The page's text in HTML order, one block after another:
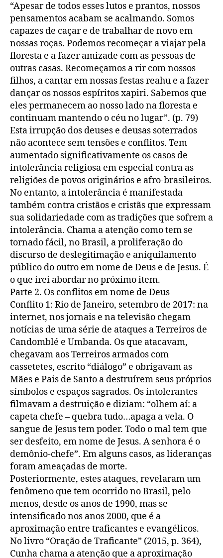
“Apesar de todos esses lutos e prantos, nossos
pensamentos acabam se acalmando. Somos
capazes de caçar e de trabalhar de novo em
nossas roças. Podemos recomeçar a viajar pela
floresta e a fazer amizade com as pessoas de
outras casas. Recomeçamos a rir com nossos
filhos, a cantar em nossas festas reahu e a fazer
dançar os nossos espíritos xapiri. Sabemos que
eles permanecem ao nosso lado na floresta e
continuam mantendo o céu no lugar”. (p. 79)
Esta irrupção dos deuses e deusas soterrados
não acontece sem tensões e conflitos. Tem
aumentado significativamente os casos de
intolerância religiosa em especial contra as
religiões de povos originários e afro-brasileiros.
No entanto, a intolerância é manifestada
também contra cristãos e cristãs que expressam
sua solidariedade com as tradições que sofrem a
intolerância. Chama a atenção como tem se
tornado fácil, no Brasil, a proliferação do
discurso de deslegitimação e aniquilamento
público do outro em nome de Deus e de Jesus. É
o que irei abordar no próximo item.
Parte 2. Os conflitos em nome de Deus
Conflito 1: Rio de Janeiro, setembro de 2017: na
internet, nos jornais e na televisão chegam
notícias de uma série de ataques a Terreiros de
Candomblé e Umbanda. Os que atacavam,
chegavam aos Terreiros armados com
cassetetes, escrito “diálogo” e obrigavam as
Mães e Pais de Santo a destruírem seus próprios
símbolos e espaços sagrados. Os intolerantes
filmavam a destruição e diziam: “olhem aí: a
capeta chefe – quebra tudo…apaga a vela. O
sangue de Jesus tem poder. Todo o mal tem que
ser desfeito, em nome de Jesus. A senhora é o
demônio-chefe”. Em alguns casos, as lideranças
foram ameaçadas de morte.
Posteriormente, estes ataques, revelaram um
fenômeno que tem ocorrido no Brasil, pelo
menos, desde os anos de 1990, mas se
intensificado nos anos 2000, que é a
aproximação entre traficantes e evangélicos.
No livro “Oração de Traficante” (2015, p. 364),
Cunha chama a atenção que a aproximação